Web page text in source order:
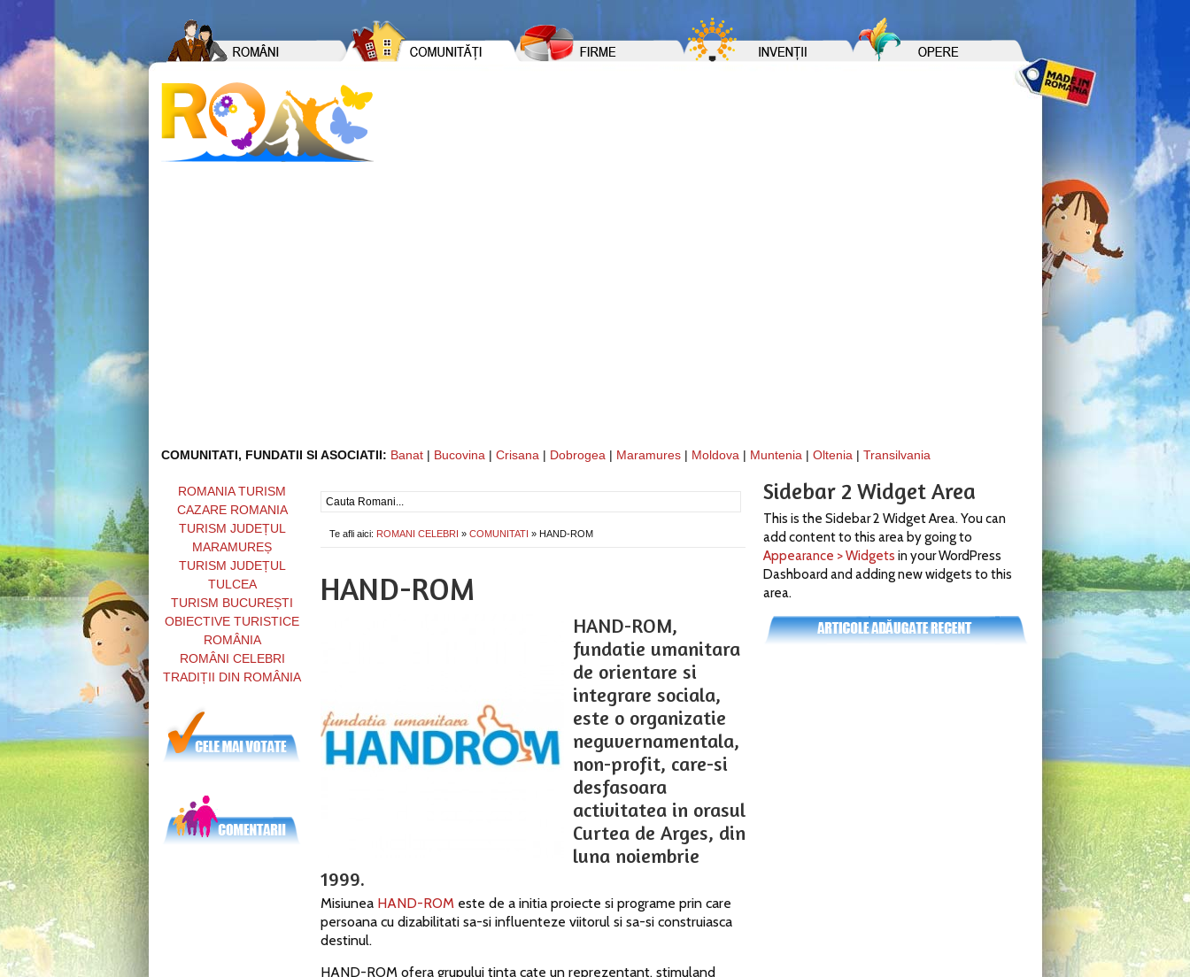
COMUNITATI, FUNDATII SI ASOCIATII: Banat | Bucovina | Crisana | Dobrogea | Maramures | Moldova | Muntenia | Oltenia | Transilvania
Te afli aici: ROMANI CELEBRI » COMUNITATI » HAND-ROM
HAND-ROM
HAND-ROM,
fundatie umanitara
de orientare si
integrare sociala,
este o organizatie
neguvernamentala,
non-profit, care-si
desfasoara
activitatea in orasul
Curtea de Arges, din
luna noiembrie
1999.
Misiunea HAND-ROM este de a initia proiecte si programe prin care
persoana cu dizabilitati sa-si influenteze viitorul si sa-si construiasca
destinul.
HAND-ROM ofera grupului tinta cate un reprezentant, stimuland
ROMANIA TURISM
CAZARE ROMANIA
TURISM JUDEȚUL
MARAMUREȘ
TURISM JUDEȚUL
TULCEA
TURISM BUCUREȘTI
OBIECTIVE TURISTICE
ROMÂNIA
ROMÂNI CELEBRI
TRADIȚII DIN ROMÂNIA
Sidebar 2 Widget Area
This is the Sidebar 2 Widget Area. You can
add content to this area by going to
Appearance > Widgets in your WordPress
Dashboard and adding new widgets to this
area.